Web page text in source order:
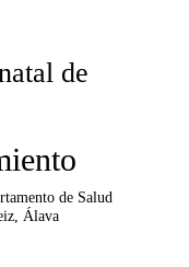
de
de Salud
Álava